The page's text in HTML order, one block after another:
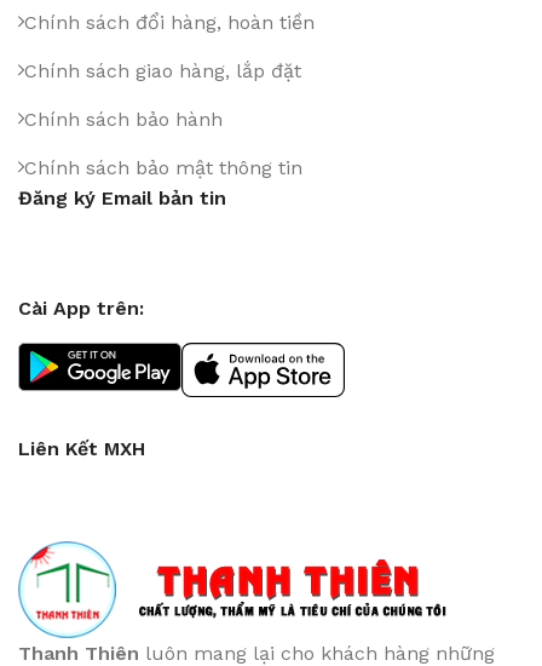
Chính sách đổi hàng, hoàn tiền
Chính sách giao hàng, lắp đặt
Chính sách bảo hành
Chính sách bảo mật thông tin
Đăng ký Email bản tin
Cài App trên:
Liên Kết MXH
Thanh Thiên luôn mang lại cho khách hàng những